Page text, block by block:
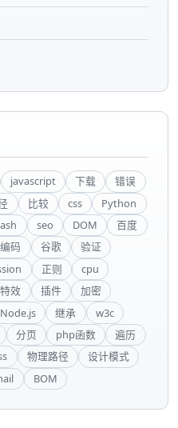
javascript 下载
错误
比较 css
Python
seo DOM
百度
编码 谷歌
验证
正则
cpu
特效 插件
加密
Node.js 继承
w3c
分页 php函数
遍历
物理路径
设计模式
BOM